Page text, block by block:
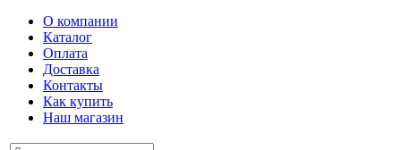
О компании
Каталог
Оплата
Доставка
Контакты
Как купить
Наш магазин